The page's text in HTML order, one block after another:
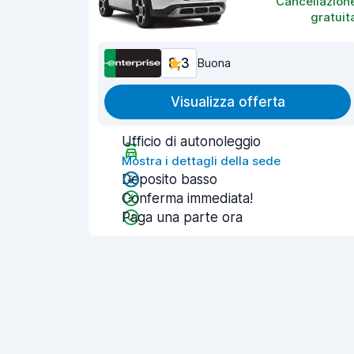
8,3 Buona
Visualizza offerta
Ufficio di autonoleggio
Mostra i dettagli della sede
Deposito basso
Conferma immediata!
Paga una parte ora